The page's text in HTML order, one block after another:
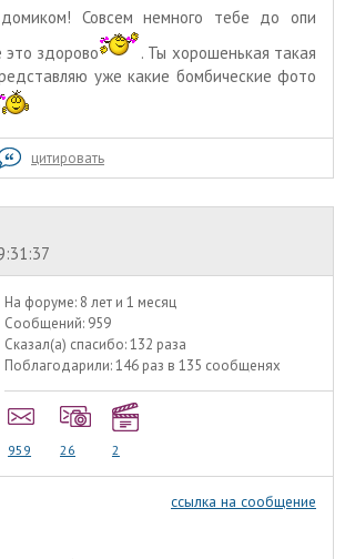
Совсем немного тебе до опи
это здорово
. Ты хорошенькая такая
уже какие бомбические фото
цитировать
На форуме: 8 лет и 1 месяц
Сообщений: 959
Сказал(а) спасибо:132 раза
Поблагодарили:146 раз в 135 сообщенях
959 26 2
ссылка на сообщение